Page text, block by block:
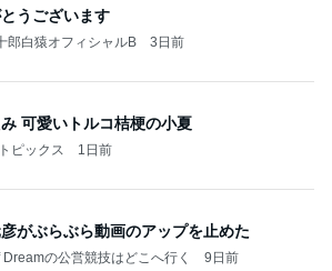
うございます
郎白猿オフィシャルB 3日前
可愛いトルコ桔梗の小夏
ピックス 1日前
がぶらぶら動画のアップを止めた
Dreamの公営競技はどこへ行く 9日前